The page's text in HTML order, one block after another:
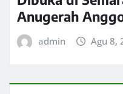
Anugerah
admin Agu 8,